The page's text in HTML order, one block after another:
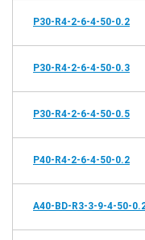
P30-R4-2-6-4-50-0.2
P30-R4-2-6-4-50-0.3
P30-R4-2-6-4-50-0.5
P40-R4-2-6-4-50-0.2
A40-BD-R3-3-9-4-50-